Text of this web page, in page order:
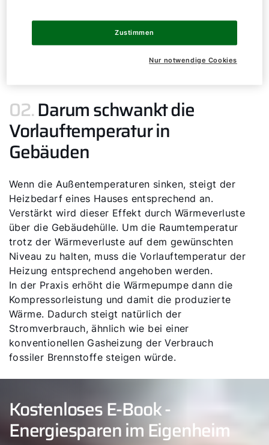
und gut gedämmte Gebäude weniger als schlecht
gedämmte Gebäude. Durch diese Eigenschaft
02.Darum schwankt die
Vorlauftemperatur in
Gebäuden
Wenn die Außentemperaturen sinken, steigt der
Heizbedarf eines Hauses entsprechend an.
Verstärkt wird dieser Effekt durch Wärmeverluste
über die Gebäudehülle. Um die Raumtemperatur
trotz der Wärmeverluste auf dem gewünschten
Niveau zu halten, muss die Vorlauftemperatur der
Heizung entsprechend angehoben werden.
In der Praxis erhöht die Wärmepumpe dann die
Kompressorleistung und damit die produzierte
Wärme. Dadurch steigt natürlich der
Stromverbrauch, ähnlich wie bei einer
konventionellen Gasheizung der Verbrauch
fossiler Brennstoffe steigen würde.
Kostenloses E-Book -
Energiesparen im Eigenheim
Nur notwendige Cookies
Zustimmen